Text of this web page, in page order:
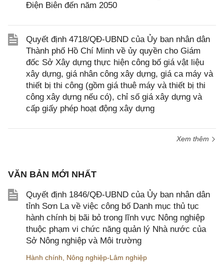
Điện Biên đến năm 2050
Quyết định 4718/QĐ-UBND của Ủy ban nhân dân
Thành phố Hồ Chí Minh về ủy quyền cho Giám
đốc Sở Xây dựng thực hiện công bố giá vật liệu
xây dựng, giá nhân công xây dựng, giá ca máy và
thiết bị thi công (gồm giá thuê máy và thiết bị thi
công xây dựng nếu có), chỉ số giá xây dựng và
cấp giấy phép hoạt động xây dựng
Xem thêm
VĂN BẢN MỚI NHẤT
Quyết định 1846/QĐ-UBND của Ủy ban nhân dân
tỉnh Sơn La về việc công bố Danh mục thủ tục
hành chính bị bãi bỏ trong lĩnh vực Nông nghiệp
thuộc phạm vi chức năng quản lý Nhà nước của
Sở Nông nghiệp và Môi trường
Hành chính Nông nghiệp-Lâm nghiệp